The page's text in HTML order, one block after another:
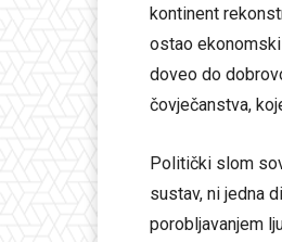
kontinent
ostao
doveo do
čovječanstva,
Politički slom
sustav, ni jedna
porobljavanjem